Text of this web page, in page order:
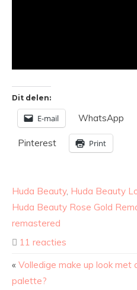
Dit delen:
E-mail WhatsApp
Pinterest Print
Huda Beauty, Huda Beauty
Huda Beauty Rose Gold
remastered
11 reacties
« Volledige make up look met
palette?